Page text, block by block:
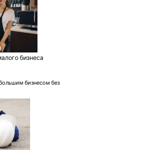
бизнеса
бизнесом без